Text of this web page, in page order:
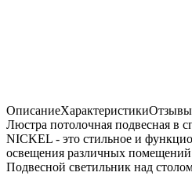
ОписаниеХарактеристикиОтзывы
Люстра потолочная подвесная в
NICKEL - это стильное и
освещения различных
Подвесной светильник над